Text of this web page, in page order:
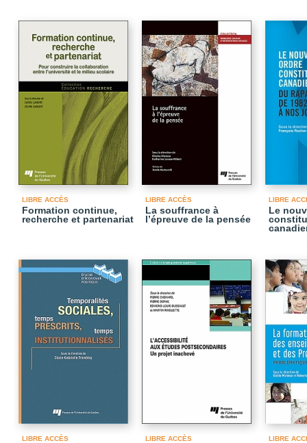
LIBRE ACCÈS
Formation continue,
recherche et partenariat
LIBRE ACCÈS
La souffrance à
l’épreuve de la pensée
LIBRE
Le
LIBRE ACCÈS LIBRE ACCÈS LIBRE